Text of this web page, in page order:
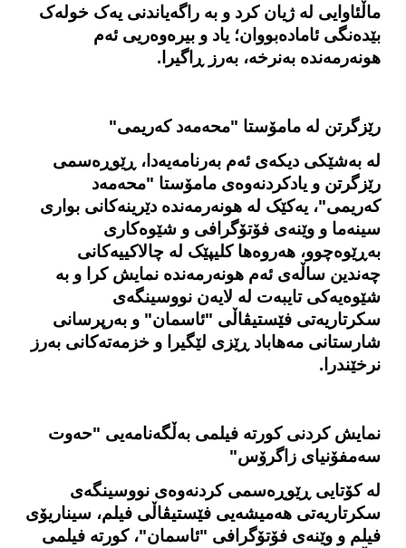
ماڵئاوایی لە ژیان کرد و به‌ راگه‌یاندنی یه‌ک خوله‌ک
بێده‌نگی ئاماده‌بووان؛ یاد و بیره‌وه‌ریی ئەم
هونەرمەندە بەنرخە، به‌رز ڕاگیرا .
رێزگرتن له‌ مامۆستا "محەمەد کەریمی"
لە بەشێکی دیکه‌ی ئەم بەرنامەیەدا، ڕێوڕه‌سمی
رێزگرتن و یادکردنەوەی مامۆستا "محەمەد
کەریمی"، یەکێک لە هونەرمەندە دێرینەکانی بواری
سینەما و وێنه‌ی فۆتۆگرافی و شێوه‌کاری
بەڕێوەچوو، هەروەها کلیپێک لە چالاکییەکانی
چەندین ساڵەی ئەم هونەرمەندە نمایش کرا و به‌
شێوه‌یه‌کی تایبه‌ت لە لایەن نووسینگه‌ی
سکرتاریەتی فێستیڤاڵی "ئاسمان" و بەرپرسانی
شارستانی مەهاباد ڕێزی لێگیرا و خزمه‌ته‌کانی بەرز
نرخێندرا.
نمایش کردنی کورتە فیلمی به‌ڵگه‌نامه‌یی "حه‌وت
سەمفۆنیای زاگرۆس"
لە کۆتایی ڕێوڕەسمی کردنەوەی نووسینگه‌ی
سکرتاریەتی هەمیشەیی فێستیڤاڵی فیلم، سیناریۆی
فیلم و وێنه‌ی فۆتۆگرافی "ئاسمان"، کورتە فیلمی